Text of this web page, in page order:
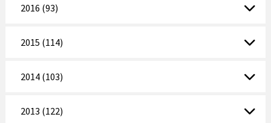
2016 (93)
2015 (114)
2014 (103)
2013 (122)